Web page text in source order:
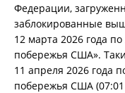
Федерации,
заблокированные
12 марта 2026 года
побережья США».
11 апреля 2026 года
побережья США